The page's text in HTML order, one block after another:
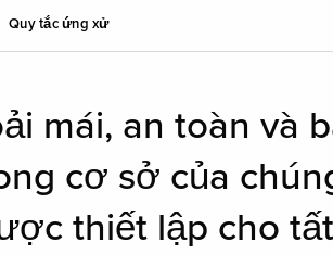
Quy tắc ứng xử
mái, an toàn và
cơ sở của
thiết lập cho